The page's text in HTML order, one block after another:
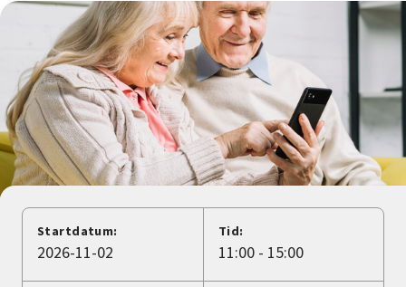
Sök kurser och evenemang
Om SV
Starta studiecirkel
Cirkelledare
Nyheter
Avdelningar
Startdatum:
2026-11-02
Tid:
11:00 - 15:00